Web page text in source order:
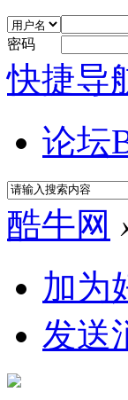
密码
快捷导
论坛
酷牛网 ›
加为
发送